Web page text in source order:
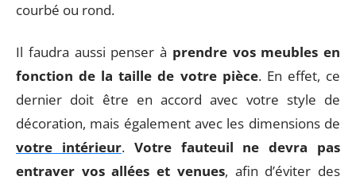
courbé ou rond.
Il faudra aussi penser à prendre vos meubles en
fonction de la taille de votre pièce. En effet, ce
dernier doit être en accord avec votre style de
décoration, mais également avec les dimensions de
votre intérieur. Votre fauteuil ne devra pas
entraver vos allées et venues, afin d’éviter des